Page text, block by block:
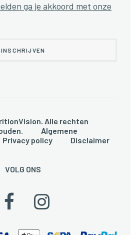
ga je akkoord met onze
Alle rechten
Algemene
Privacy policy Disclaimer
VOLG ONS